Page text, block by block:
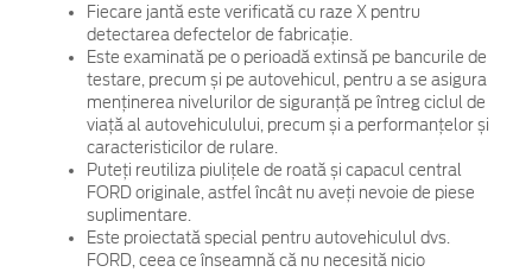
Fiecare jantă este verificată cu raze X pentru
detectarea defectelor de fabricație.
Este examinată pe o perioadă extinsă pe bancurile de
testare, precum și pe autovehicul, pentru a se asigura
menținerea nivelurilor de siguranță pe întreg ciclul de
viață al autovehiculului, precum și a performanțelor și
caracteristicilor de rulare.
Puteți reutiliza piulițele de roată și capacul central
FORD originale, astfel încât nu aveți nevoie de piese
suplimentare.
Este proiectată special pentru autovehiculul dvs.
FORD, ceea ce înseamnă că nu necesită nicio